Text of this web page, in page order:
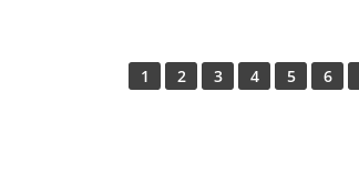
Current
1 Page
2 Page
3 Page
4 Page
5 Page
6